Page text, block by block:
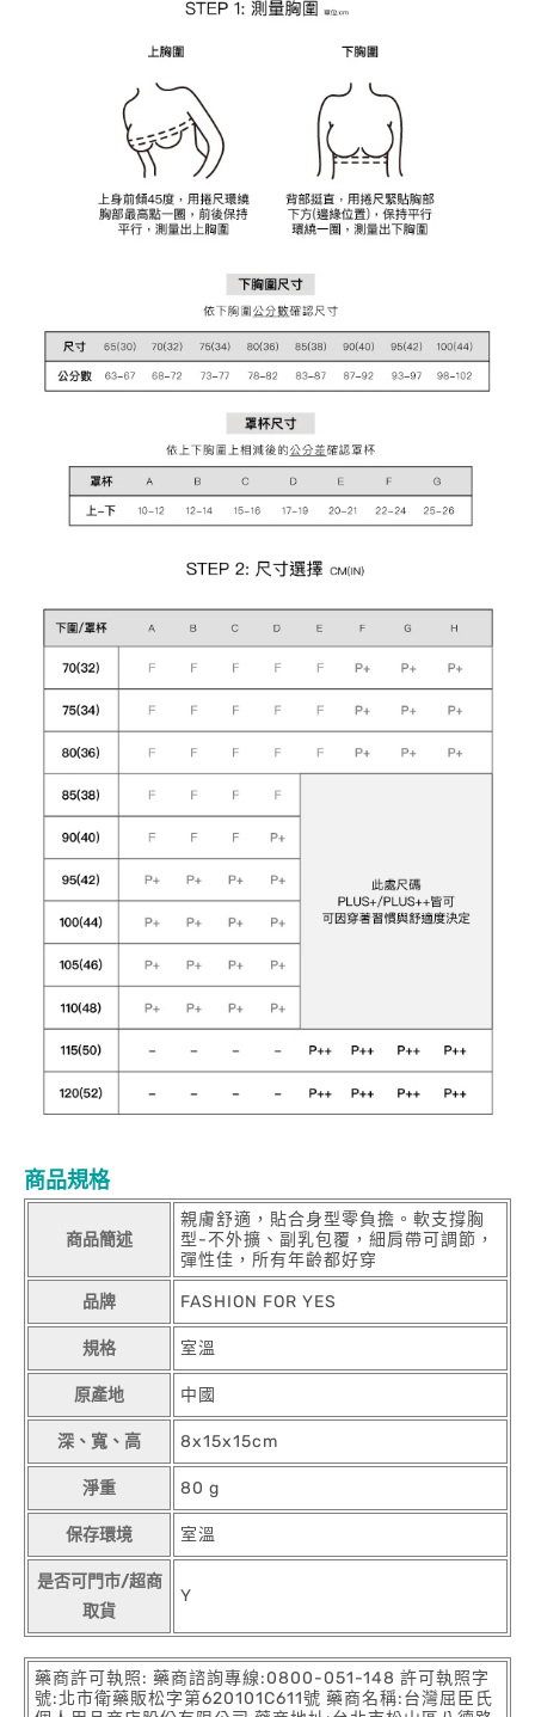
商品規格
商品簡述
親膚舒適，貼合身型零負擔。軟支撐胸
型-不外擴、副乳包覆，細肩帶可調節，
彈性佳，所有年齡都好穿
品牌 FASHION FOR YES
規格 室溫
原產地 中國
深、寬、高 8x15x15cm
淨重 80 g
保存環境 室溫
是否可門市/超商
取貨
Y
藥商許可執照: 藥商諮詢專線:0800-051-148 許可執照字
號:北市衛藥販松字第620101C611號 藥商名稱:台灣屈臣氏